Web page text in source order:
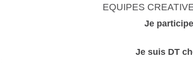
EQUIPES
Je
Je suis DT